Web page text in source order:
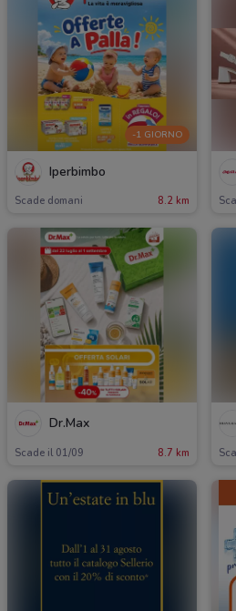
-1 GIORNO
Iperbimbo
Scade domani 8.2 km
Dr.Max
Scade il 01/09 8.7 km